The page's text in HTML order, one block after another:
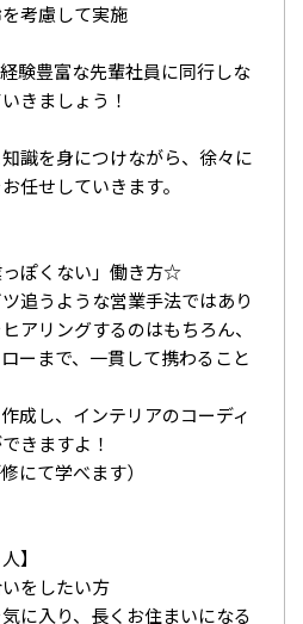
考慮して実施
験豊富な先輩社員に同行しな
きましょう！
識を身につけながら、徐々に
任せしていきます。
ぽくない」働き方☆
追うような営業手法ではあり
アリングするのはもちろん、
ーまで、一貫して携わること
成し、インテリアのコーディ
きますよ！
にて学べます）
】
をしたい方
に入り、長くお住まいになる